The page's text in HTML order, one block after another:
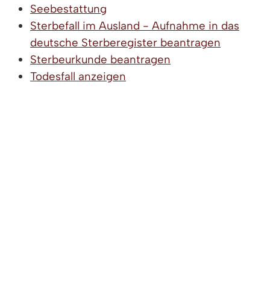
Seebestattung
Sterbefall im Ausland - Aufnahme in das
deutsche Sterberegister beantragen
Sterbeurkunde beantragen
Todesfall anzeigen